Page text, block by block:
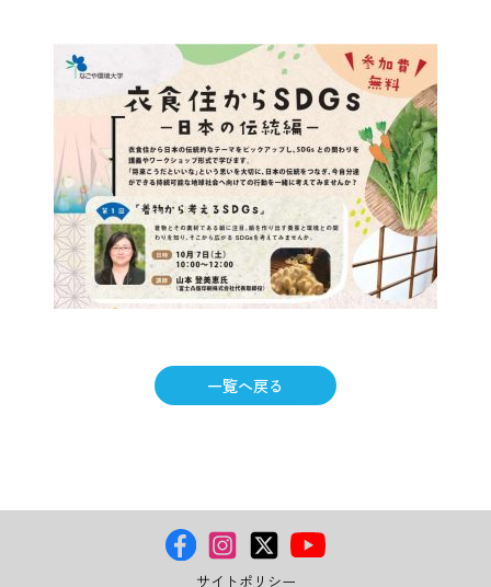
一覧へ戻る
サイトポリシー